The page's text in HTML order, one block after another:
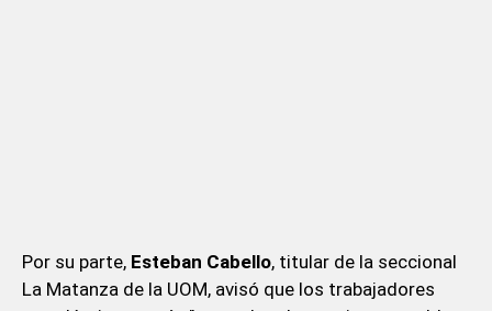
Por su parte, Esteban Cabello, titular de la seccional
La Matanza de la UOM, avisó que los trabajadores